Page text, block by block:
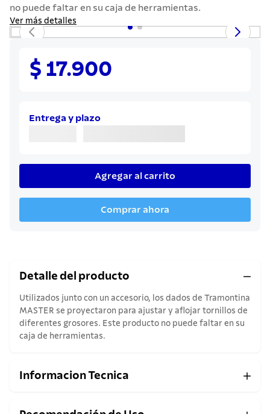
no puede faltar en su caja de herramientas.
Ver más detalles
$ 17.900
Entrega y plazo
Agregar al carrito
Comprar ahora
Detalle del producto
Utilizados junto con un accesorio, los dados de Tramontina
MASTER se proyectaron para ajustar y aflojar tornillos de
diferentes grosores. Este producto no puede faltar en su
caja de herramientas.
Informacion Tecnica
6
acero inoxidable
sartenes
cuchillo